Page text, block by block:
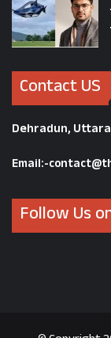
Contact US
Dehradun,
Email:-
Follow Us